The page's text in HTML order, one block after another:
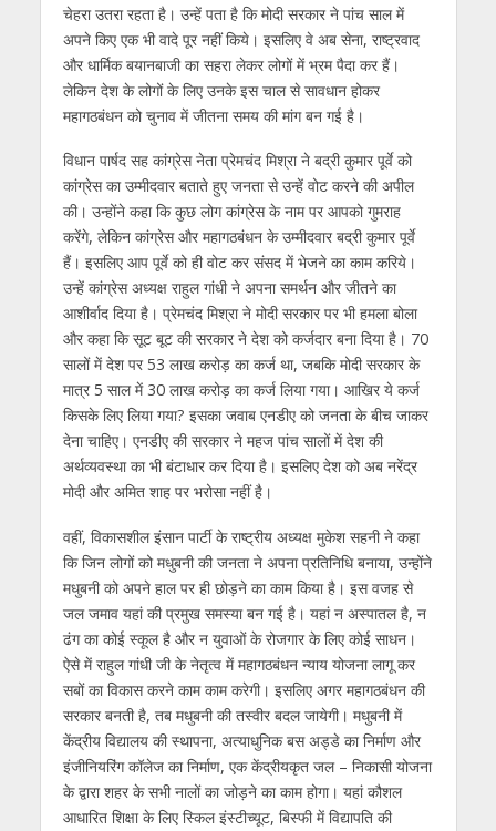
चेहरा उतरा रहता है। उन्‍हें पता है कि मोदी सरकार ने पांच साल में
अपने किए एक भी वादे पूर नहीं किये। इसलिए वे अब सेना, राष्‍ट्रवाद
और धार्मिक बयानबाजी का सहरा लेकर लोगों में भ्रम पैदा कर हैं।
लेकिन देश के लोगों के लिए उनके इस चाल से सावधान होकर
महागठबंधन को चुनाव में जीतना समय की मांग बन गई है।
विधान पार्षद सह कांग्रेस नेता प्रेमचंद मिश्रा ने बद्री कुमार पूर्वे को
कांग्रेस का उम्‍मीदवार बताते हुए जनता से उन्‍हें वोट करने की अपील
की। उन्‍होंने कहा कि कुछ लोग कांग्रेस के नाम पर आपको गुमराह
करेंगे, लेकिन कांग्रेस और महागठबंधन के उम्‍मीदवार बद्री कुमार पूर्वे
हैं। इसलिए आप पूर्वे को ही वोट कर संसद में भेजने का काम करिये।
उन्‍हें कांग्रेस अध्‍यक्ष राहुल गांधी ने अपना समर्थन और जीतने का
आशीर्वाद दिया है। प्रेमचंद मिश्रा ने मोदी सरकार पर भी हमला बोला
और कहा कि सूट बूट की सरकार ने देश को कर्जदार बना दिया है। 70
सालों में देश पर 53 लाख करोड़ का कर्ज था, जबकि मोदी सरकार के
मात्र 5 साल में 30 लाख करोड़ का कर्ज लिया गया। आखिर ये कर्ज
किसके लिए लिया गया? इसका जवाब एनडीए को जनता के बीच जाकर
देना चाहिए। एनडीए की सरकार ने महज पांच सालों में देश की
अर्थव्यवस्था का भी बंटाधार कर दिया है। इसलिए देश को अब नरेंद्र
मोदी और अमित शाह पर भरोसा नहीं है।
वहीं, विकासशील इंसान पार्टी के राष्‍ट्रीय अध्‍यक्ष मुकेश सहनी ने कहा
कि जिन लोगों को मधुबनी की जनता ने अपना प्रतिनिधि बनाया, उन्‍होंने
मधुबनी को अपने हाल पर ही छोड़ने का काम किया है। इस वजह से
जल जमाव यहां की प्रमुख समस्‍या बन गई है। यहां न अस्‍पातल है, न
ढंग का कोई स्‍कूल है और न युवाओं के रोजगार के लिए कोई साधन।
ऐसे में राहुल गांधी जी के नेतृत्‍व में महागठबंधन न्‍याय योजना लागू कर
सबों का विकास करने काम काम करेगी। इसलिए अगर महागठबंधन की
सरकार बनती है, तब मधुबनी की तस्‍वीर बदल जायेगी। मधुबनी में
केंद्रीय विद्यालय की स्‍थापना, अत्‍याधुनिक बस अड्डे का निर्माण और
इंजीनियरिंग कॉलेज का निर्माण, एक केंद्रीयकृत जल – निकासी योजना
के द्वारा शहर के सभी नालों का जोड़ने का काम होगा। यहां कौशल
आधारित शिक्षा के लिए स्किल इंस्‍टीच्‍यूट, बिस्‍फी में विद्यापति की